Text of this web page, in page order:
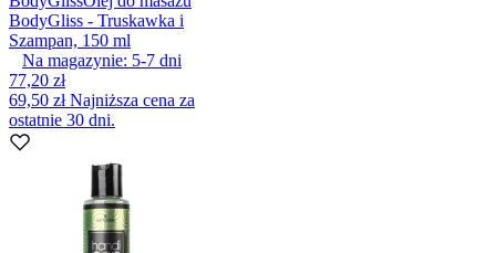
BodyGliss - Truskawka i
Szampan, 150 ml
Na magazynie: 5-7 dni
77,20 zł
69,50 złNajniższa cena za
ostatnie 30 dni.